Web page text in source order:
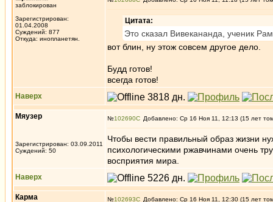
заблокирован
Зарегистрирован:
01.04.2008
Суждений: 877
Откуда: инопланетян.
Цитата:
Это сказал Вивекананда, ученик
вот блин, ну этож совсем другое дело.
Будд готов!
всегда готов!
Наверх
Мяузер
Зарегистрирован: 03.09.2011
Суждений: 50
№102690 Добавлено: Ср 16 Ноя 11, 12:13 (15 лет
Чтобы вести правильный образ жизни
психологическими ржавчинами очень
восприятия мира.
Наверх
Карма №102693 Добавлено: Ср 16 Ноя 11, 12:30 (15 лет